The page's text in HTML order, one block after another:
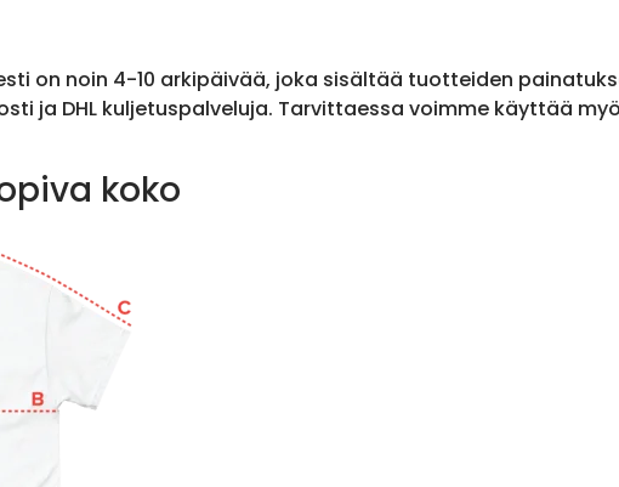
on noin 4-10 arkipäivää, joka sisältää tuotteiden
ja DHL kuljetuspalveluja. Tarvittaessa voimme käyttää
koko